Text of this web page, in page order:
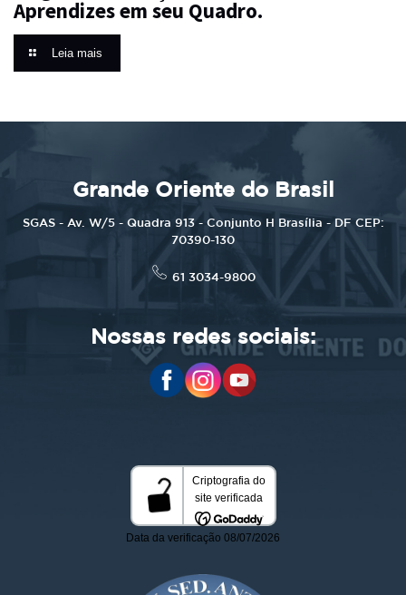
Aprendizes em seu Quadro.
Leia mais
Grande Oriente do Brasil
SGAS - Av. W/5 - Quadra 913 - Conjunto H Brasília - DF CEP:
70390-130
61 3034-9800
Nossas redes sociais: